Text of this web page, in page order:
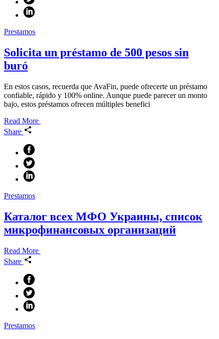
Prestamos
Solicita un préstamo de 500 pesos sin
buró
En estos casos, recuerda que AvaFin, puede ofrecerte un préstamo
confiable, rápido y 100% online. Aunque puede parecer un monto
bajo, estos préstamos ofrecen múltiples benefici
Read More
Share
Prestamos
Каталог всех МФО Украины, список
микрофинансовых организаций
Read More
Share
Prestamos